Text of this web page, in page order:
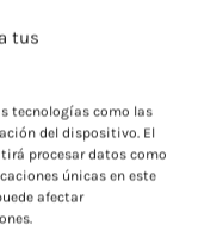
tus
tecnologías como las
del dispositivo. El
procesar datos como
únicas en este
afectar